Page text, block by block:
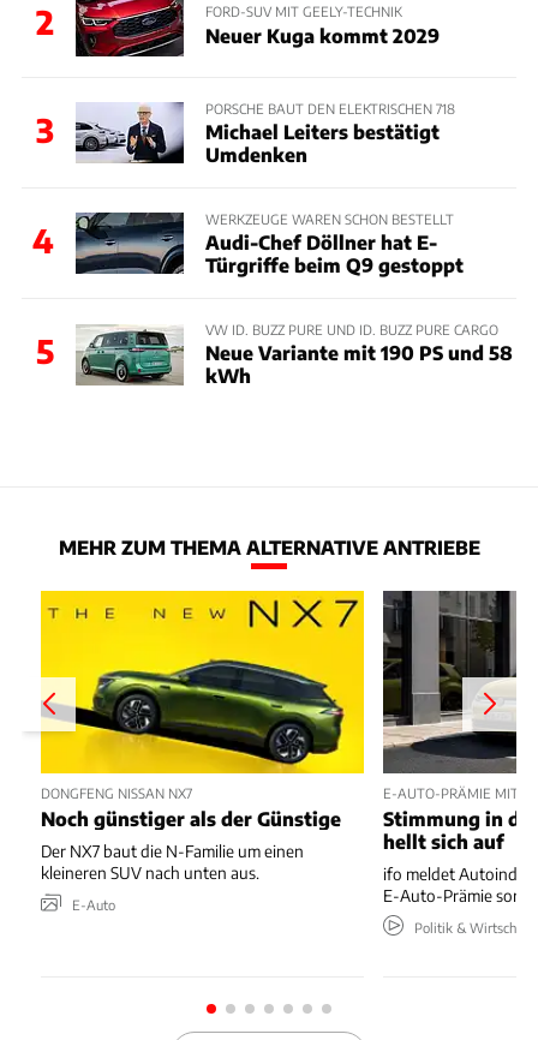
2 FORD-SUV MIT GEELY-TECHNIK
Neuer Kuga kommt 2029
3
PORSCHE BAUT DEN ELEKTRISCHEN 718
Michael Leiters bestätigt
Umdenken
4
WERKZEUGE WAREN SCHON BESTELLT
Audi-Chef Döllner hat E-
Türgriffe beim Q9 gestoppt
5
VW ID. BUZZ PURE UND ID. BUZZ PURE CARGO
Neue Variante mit 190 PS und 58
kWh
MEHR ZUM THEMA ALTERNATIVE ANTRIEBE
DONGFENG NISSAN NX7
Noch günstiger als der Günstige
Der NX7 baut die N-Familie um einen
kleineren SUV nach unten aus.
E-Auto
E-AUTO-PRÄMIE MIT
Stimmung in
hellt sich auf
ifo meldet
E-Auto-Prämie
Politik & Wirtschaft